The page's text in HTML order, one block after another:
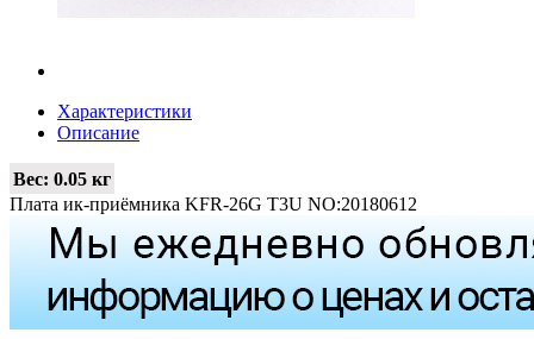
Характеристики
Описание
Вес: 0.05 кг
Плата ик-приёмника KFR-26G T3U NO:20180612